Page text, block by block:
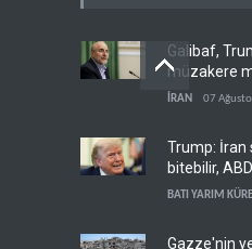
Galibaf,
müzakere
etti
İRAN 07
Trump: İran
bitebilir,
zorlanıyor
BATI YARIM KÜRE
Gazze'nin